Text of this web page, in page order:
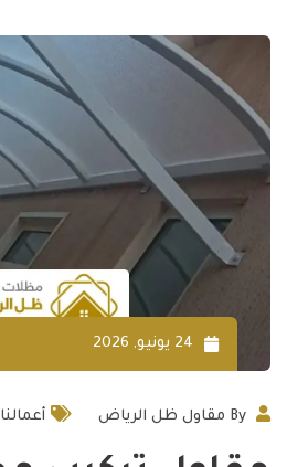
24 يونيو, 2026
By مقاول ظل الرياض أعمالنا